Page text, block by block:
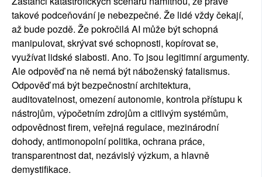
takové podceňování je nebezpečné. Že lidé vždy čekají,
až bude pozdě. Že pokročilá AI může být schopná
manipulovat, skrývat své schopnosti, kopírovat se,
využívat lidské slabosti. Ano. To jsou legitimní argumenty.
Ale odpověď na ně nemá být náboženský fatalismus.
Odpověď má být bezpečnostní architektura,
auditovatelnost, omezení autonomie, kontrola přístupu k
nástrojům, výpočetním zdrojům a citlivým systémům,
odpovědnost firem, veřejná regulace, mezinárodní
dohody, antimonopolní politika, ochrana práce,
transparentnost dat, nezávislý výzkum, a hlavně
demystifikace.